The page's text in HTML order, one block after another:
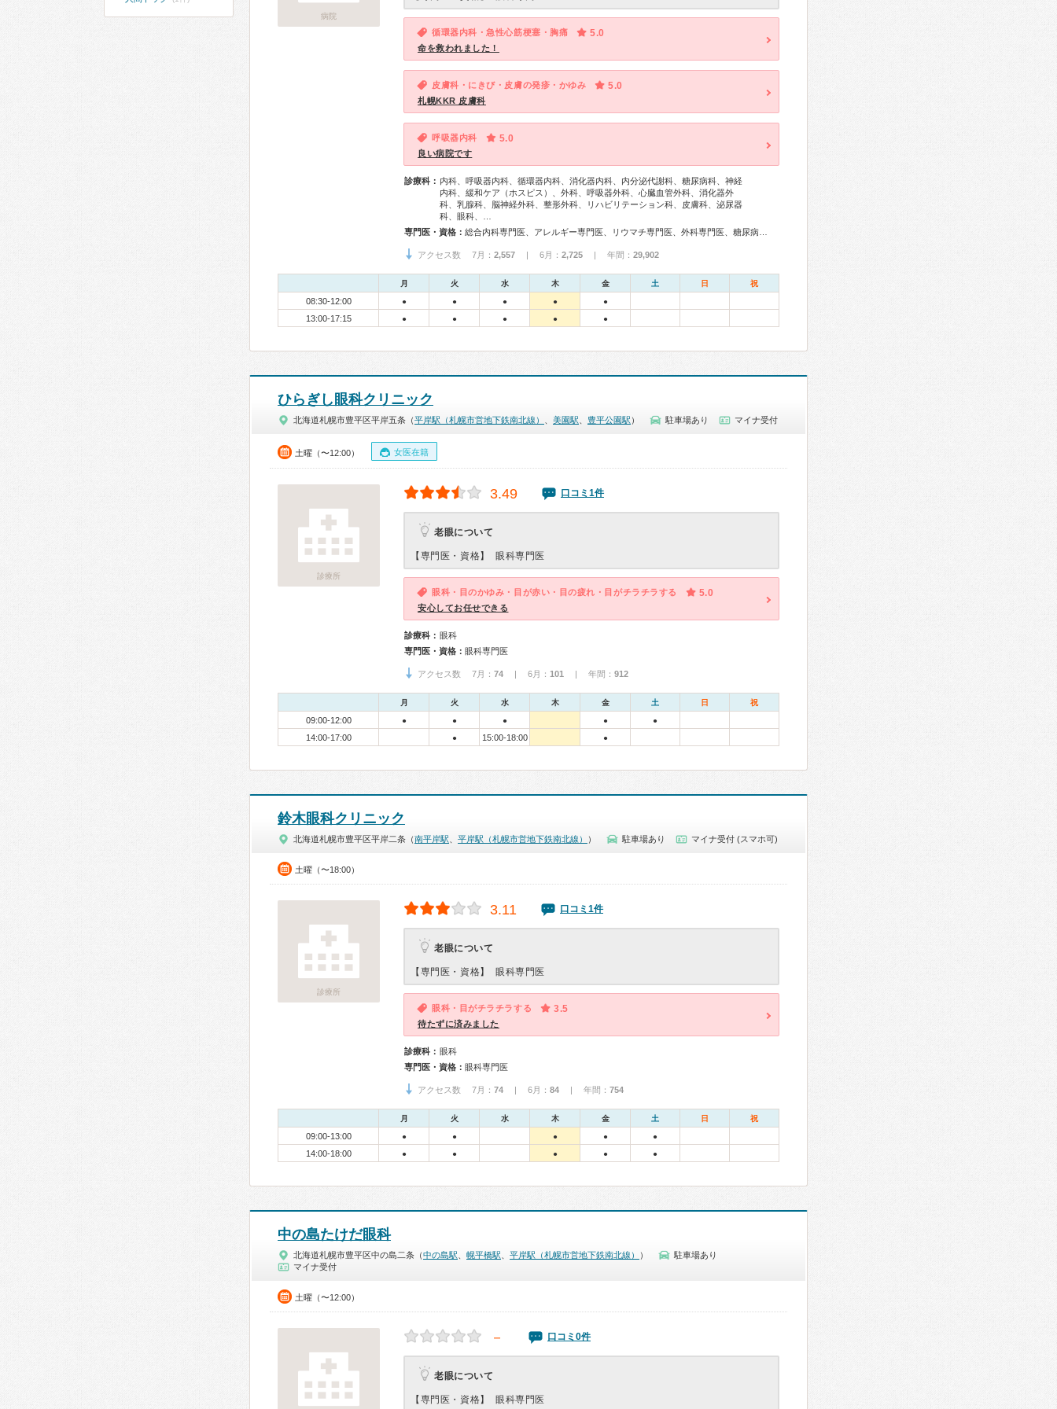
病院
循環器内科・急性心筋梗塞・胸痛 5.0
命を救われました！
皮膚科・にきび・皮膚の発疹・かゆみ 5.0
札幌KKR 皮膚科
呼吸器内科 5.0
良い病院です
診療科： 内科、呼吸器内科、循環器内科、消化器内科、内分泌代謝科、糖尿病科、神経
内科、緩和ケア（ホスピス）、外科、呼吸器外科、心臓血管外科、消化器外
科、乳腺科、脳神経外科、整形外科、リハビリテーション科、皮膚科、泌尿器
科、眼科、…
専門医・資格：
アクセス数 7月： 2,557 | 6月： 2,725 | 年間： 29,902
月 火 水 木 金 土 日 祝
08:30-12:00 ● ● ● ● ●
13:00-17:15 ● ● ● ● ●
ひらぎし眼科クリニック
北海道札幌市豊平区平岸五条（平岸駅（札幌市営地下鉄南北線） 美園駅 豊平公園駅 ） 駐車場あり マイナ受付
土曜（〜12:00） 女医在籍
診療所
3.49 口コミ1件
老眼について
【専門医・資格】 眼科専門医
眼科・目のかゆみ・目が赤い・目の疲れ・目がチラチラする 5.0
安心してお任せできる
診療科： 眼科
専門医・資格： 眼科専門医
アクセス数 7月： 74 | 6月： 101 | 年間： 912
月 火 水 木 金 土 日 祝
09:00-12:00 ● ● ● ● ●
14:00-17:00 ● 15:00-18:00 ●
鈴木眼科クリニック
北海道札幌市豊平区平岸二条（南平岸駅 平岸駅（札幌市営地下鉄南北線） ） 駐車場あり マイナ受付 (スマホ可)
土曜（〜18:00）
診療所
3.11 口コミ1件
老眼について
【専門医・資格】 眼科専門医
眼科・目がチラチラする 3.5
待たずに済みました
診療科： 眼科
専門医・資格： 眼科専門医
アクセス数 7月： 74 | 6月： 84 | 年間： 754
月 火 水 木 金 土 日 祝
09:00-13:00 ● ● ● ● ●
14:00-18:00 ● ● ● ● ●
中の島たけだ眼科
北海道札幌市豊平区中の島二条（中の島駅 幌平橋駅 平岸駅（札幌市営地下鉄南北線） ）
駐車場あり
マイナ受付
土曜（〜12:00）
－ 口コミ0件
老眼について
【専門医・資格】 眼科専門医